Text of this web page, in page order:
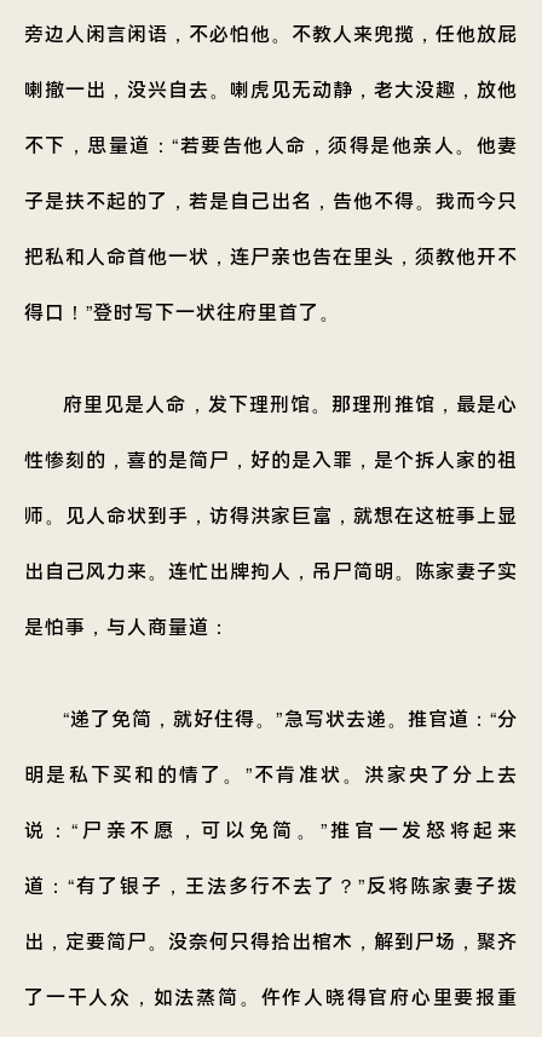
旁边人闲言闲语，不必怕他。不教人来兜揽，任他放屁
喇撤一出，没兴自去。喇虎见无动静，老大没趣，放他
不下，思量道：“若要告他人命，须得是他亲人。他妻
子是扶不起的了，若是自己出名，告他不得。我而今只
把私和人命首他一状，连尸亲也告在里头，须教他开不
得口！”登时写下一状往府里首了。
府里见是人命，发下理刑馆。那理刑推馆，最是心
性惨刻的，喜的是简尸，好的是入罪，是个拆人家的祖
师。见人命状到手，访得洪家巨富，就想在这桩事上显
出自己风力来。连忙出牌拘人，吊尸简明。陈家妻子实
是怕事，与人商量道：
“递了免简，就好住得。”急写状去递。推官道：“分
明是私下买和的情了。”不肯准状。洪家央了分上去
说：“尸亲不愿，可以免简。”推官一发怒将起来
道：“有了银子，王法多行不去了？”反将陈家妻子拨
出，定要简尸。没奈何只得拾出棺木，解到尸场，聚齐
了一干人众，如法蒸简。仵作人晓得官府心里要报重